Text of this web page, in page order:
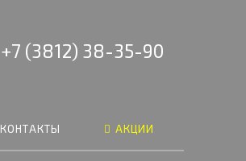
+7 (3812) 38-35-90
КОНТАКТЫ АКЦИИ